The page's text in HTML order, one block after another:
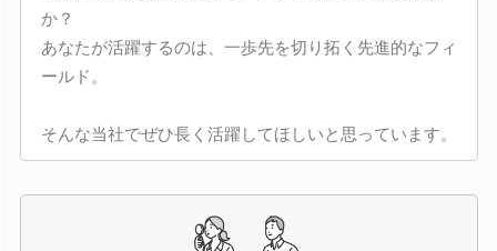
か？
あなたが活躍するのは、一歩先を切り拓く先進的なフィ
ールド。
そんな当社でぜひ長く活躍してほしいと思っています。